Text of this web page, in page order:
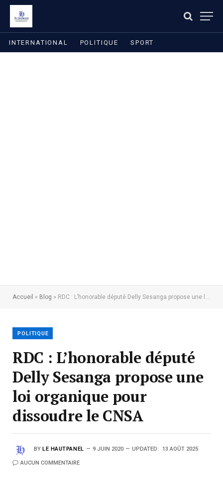
INTERNATIONAL POLITIQUE SPORT
Accueil » Blog » RDC : L’honorable député Delly Sesanga propose une loi organique pour dissoudre le CNSA
POLITIQUE
RDC : L’honorable député
Delly Sesanga propose une
loi organique pour
dissoudre le CNSA
BY LE HAUTPANEL 9 JUIN 2020 UPDATED: 13 AOÛT 2025
AUCUN COMMENTAIRE